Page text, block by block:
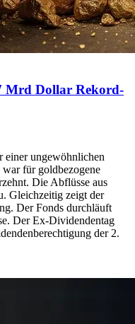
Mrd Dollar Rekord-
ungewöhnlichen
für goldbezogene
Die Abflüsse aus
Gleichzeitig zeigt der
Der Fonds durchläuft
Der Ex-Dividendentag
der 2.